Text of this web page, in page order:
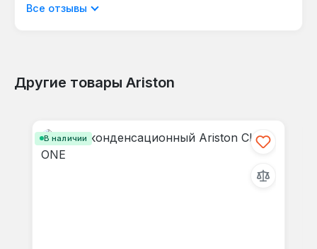
Отображать отзывы только на текущем
Все отзывы
Другие товары Ariston
В наличии